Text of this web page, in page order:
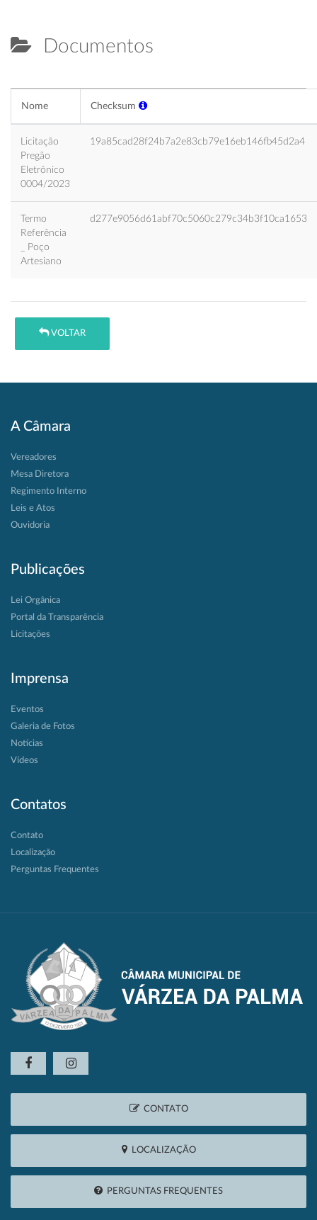
Documentos
Nome Checksum
Licitação
Pregão
Eletrônico
0004/2023
19a85cad28f24b7a2e83cb79e16eb146fb45d2a4
Termo
Referência
_ Poço
Artesiano
d277e9056d61abf70c5060c279c34b3f10ca1653
VOLTAR
A Câmara
Vereadores
Mesa Diretora
Regimento Interno
Leis e Atos
Ouvidoria
Publicações
Lei Orgânica
Portal da Transparência
Licitações
Imprensa
Eventos
Galeria de Fotos
Notícias
Vídeos
Contatos
Contato
Localização
Perguntas Frequentes
CONTATO
LOCALIZAÇÃO
PERGUNTAS FREQUENTES